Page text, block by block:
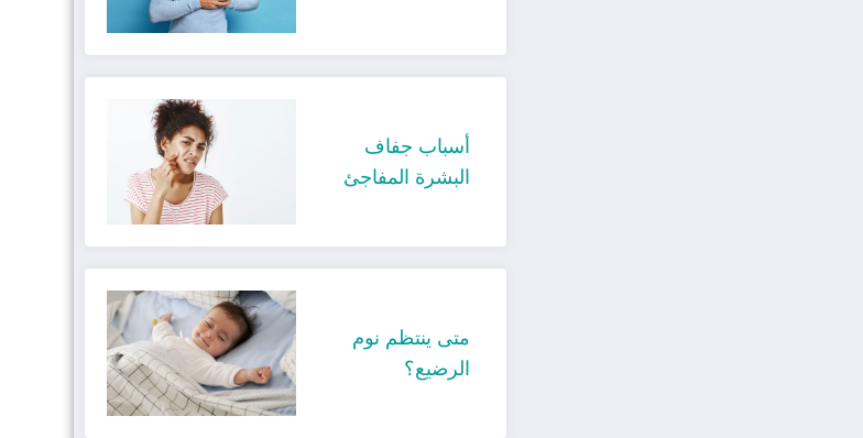
أسباب جفاف
البشرة المفاجئ
متى ينتظم نوم
الرضيع؟